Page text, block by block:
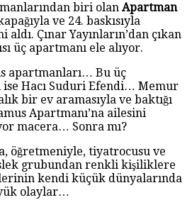
biri olan Apartman
ve 24. baskısıyla
Çınar Yayınların’dan çıkan
üç apartmanı ele alıyor.
apartmanları… Bu üç
ise Hacı Suduri Efendi… Memur
bir ev aramasıyla ve baktığı
Apartmanı’na ailesini
macera… Sonra mı?
öğretmeniyle, tiyatrocusu ve
grubundan renkli kişiliklere
kendi küçük dünyalarında
olaylar…